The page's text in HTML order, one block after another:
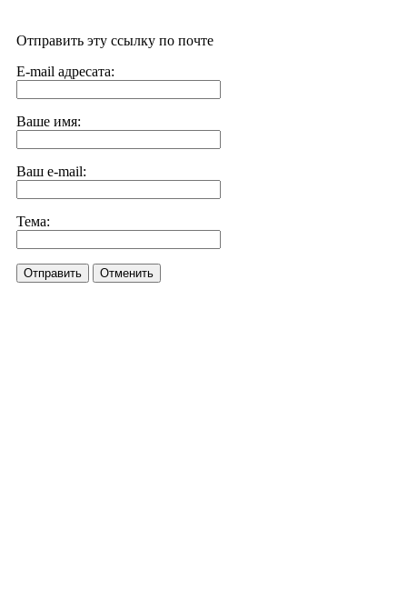
Отправить эту ссылку по почте
E-mail адресата:
Ваше имя:
Ваш e-mail:
Тема:
Отправить Отменить